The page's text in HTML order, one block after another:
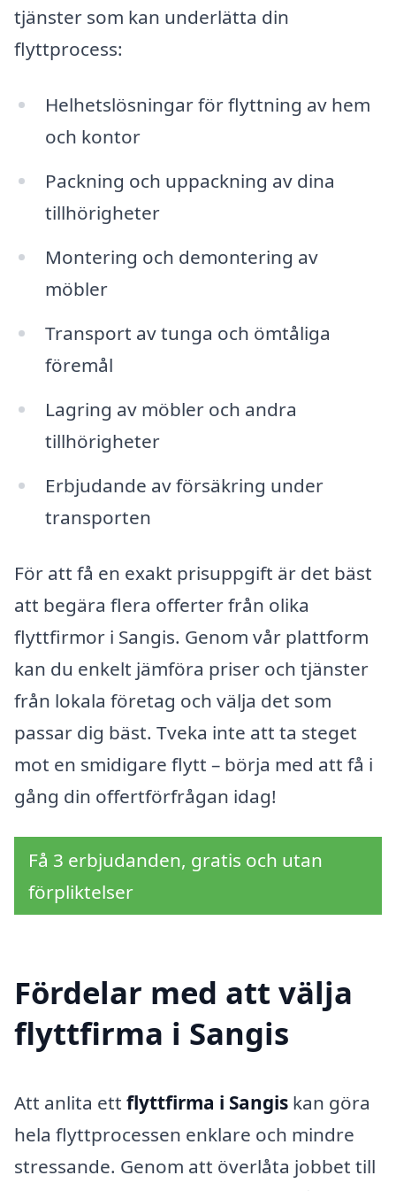
tjänster som kan underlätta din
flyttprocess:
Helhetslösningar för flyttning av hem
och kontor
Packning och uppackning av dina
tillhörigheter
Montering och demontering av
möbler
Transport av tunga och ömtåliga
föremål
Lagring av möbler och andra
tillhörigheter
Erbjudande av försäkring under
transporten
För att få en exakt prisuppgift är det bäst
att begära flera offerter från olika
flyttfirmor i Sangis. Genom vår plattform
kan du enkelt jämföra priser och tjänster
från lokala företag och välja det som
passar dig bäst. Tveka inte att ta steget
mot en smidigare flytt – börja med att få i
gång din offertförfrågan idag!
Få 3 erbjudanden, gratis och utan
förpliktelser
Fördelar med att välja
flyttfirma i Sangis
Att anlita ett flyttfirma i Sangis kan göra
hela flyttprocessen enklare och mindre
stressande. Genom att överlåta jobbet till